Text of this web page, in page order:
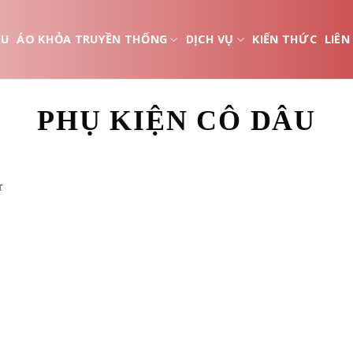
ÁO KHỎA TRUYỀN THỐNG DỊCH VỤ KIẾN THỨC LIÊN
PHỤ KIỆN CÔ DÂU